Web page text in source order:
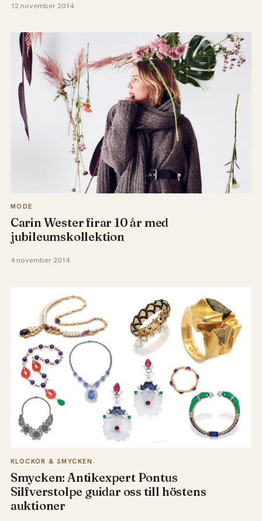
12 november 2014
MODE
Carin Wester firar 10 år med
jubileumskollektion
4 november 2014
KLOCKOR & SMYCKEN
Smycken: Antikexpert Pontus
Silfverstolpe guidar oss till höstens
auktioner